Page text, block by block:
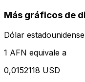
Más gráficos de
Dólar estadounidense
1 AFN equivale a
0,0152118 USD